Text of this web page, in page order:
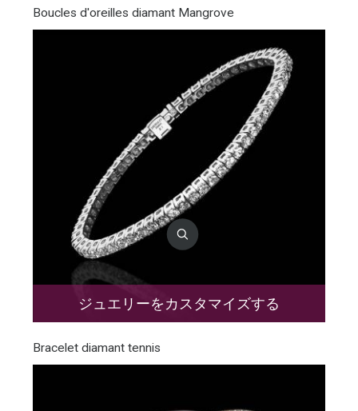
Boucles d'oreilles diamant Mangrove
ジュエリーをカスタマイズする
Bracelet diamant tennis